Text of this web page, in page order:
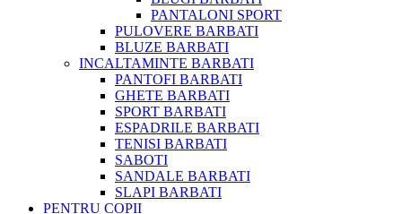
PANTALONI SPORT
PULOVERE BARBATI
BLUZE BARBATI
INCALTAMINTE BARBATI
PANTOFI BARBATI
GHETE BARBATI
SPORT BARBATI
ESPADRILE BARBATI
TENISI BARBATI
SABOTI
SANDALE BARBATI
SLAPI BARBATI
PENTRU COPII